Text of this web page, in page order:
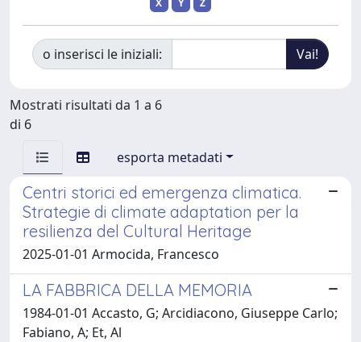
X
Y Z
o inserisci le iniziali:
Mostrati risultati da 1 a 6
di 6
esporta metadati
Centri storici ed emergenza climatica.
Strategie di climate adaptation per la
resilienza del Cultural Heritage
2025-01-01 Armocida, Francesco
LA FABBRICA DELLA MEMORIA
1984-01-01 Accasto, G; Arcidiacono, Giuseppe Carlo;
Fabiano, A; Et, Al